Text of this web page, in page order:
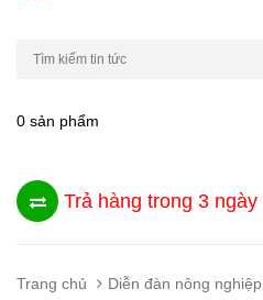
0 sản phẩm
Trả hàng trong 3 ngày
Trang chủ Diễn đàn nông nghiệp